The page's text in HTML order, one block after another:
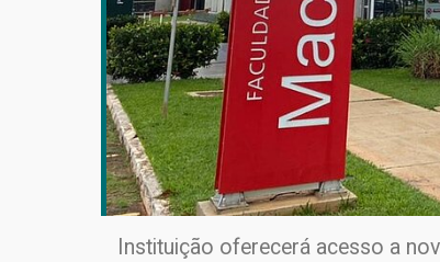
Instituição oferecerá acesso a